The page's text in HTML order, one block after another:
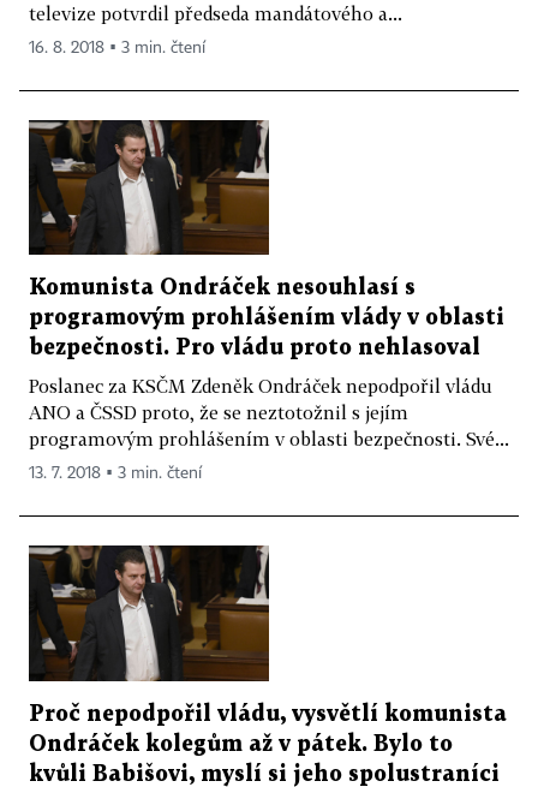
televize potvrdil předseda mandátového a...
16. 8. 2018 ▪ 3 min. čtení
Komunista Ondráček nesouhlasí s
programovým prohlášením vlády v oblasti
bezpečnosti. Pro vládu proto nehlasoval
Poslanec za KSČM Zdeněk Ondráček nepodpořil vládu
ANO a ČSSD proto, že se neztotožnil s jejím
programovým prohlášením v oblasti bezpečnosti. Své...
13. 7. 2018 ▪ 3 min. čtení
Proč nepodpořil vládu, vysvětlí komunista
Ondráček kolegům až v pátek. Bylo to
kvůli Babišovi, myslí si jeho spolustraníci